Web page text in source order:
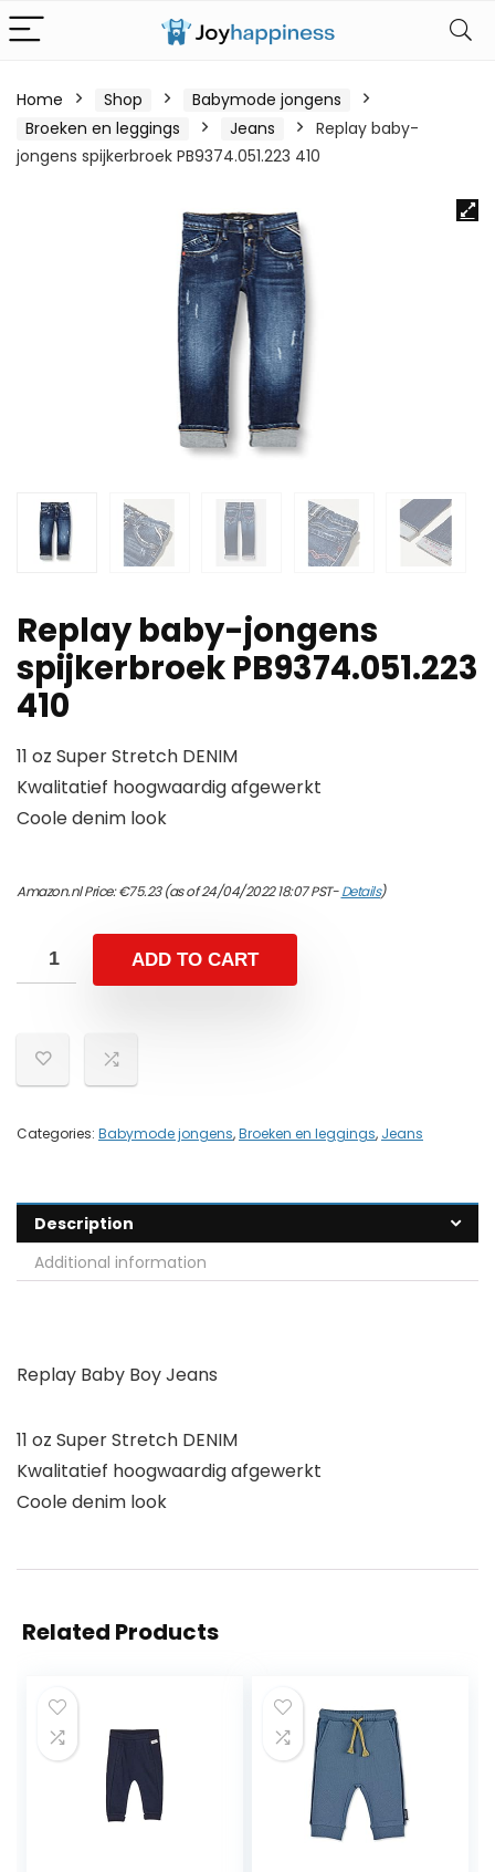
Home Shop
Babymode jongens
Broeken en leggings
Jeans
Replay baby-
jongens spijkerbroek PB9374.051.223 410
Replay baby-jongens
spijkerbroek PB9374.051.223
410
11 oz Super Stretch DENIM
Kwalitatief hoogwaardig afgewerkt
Coole denim look
Amazon.nl Price:€75.23(as of 24/04/2022 18:07 PST-Details)
ADD TO CART
Categories: Babymode jongens,Broeken en leggings, Jeans
Description
Additional information
Replay Baby Boy Jeans
11 oz Super Stretch DENIM
Kwalitatief hoogwaardig afgewerkt
Coole denim look
Related Products